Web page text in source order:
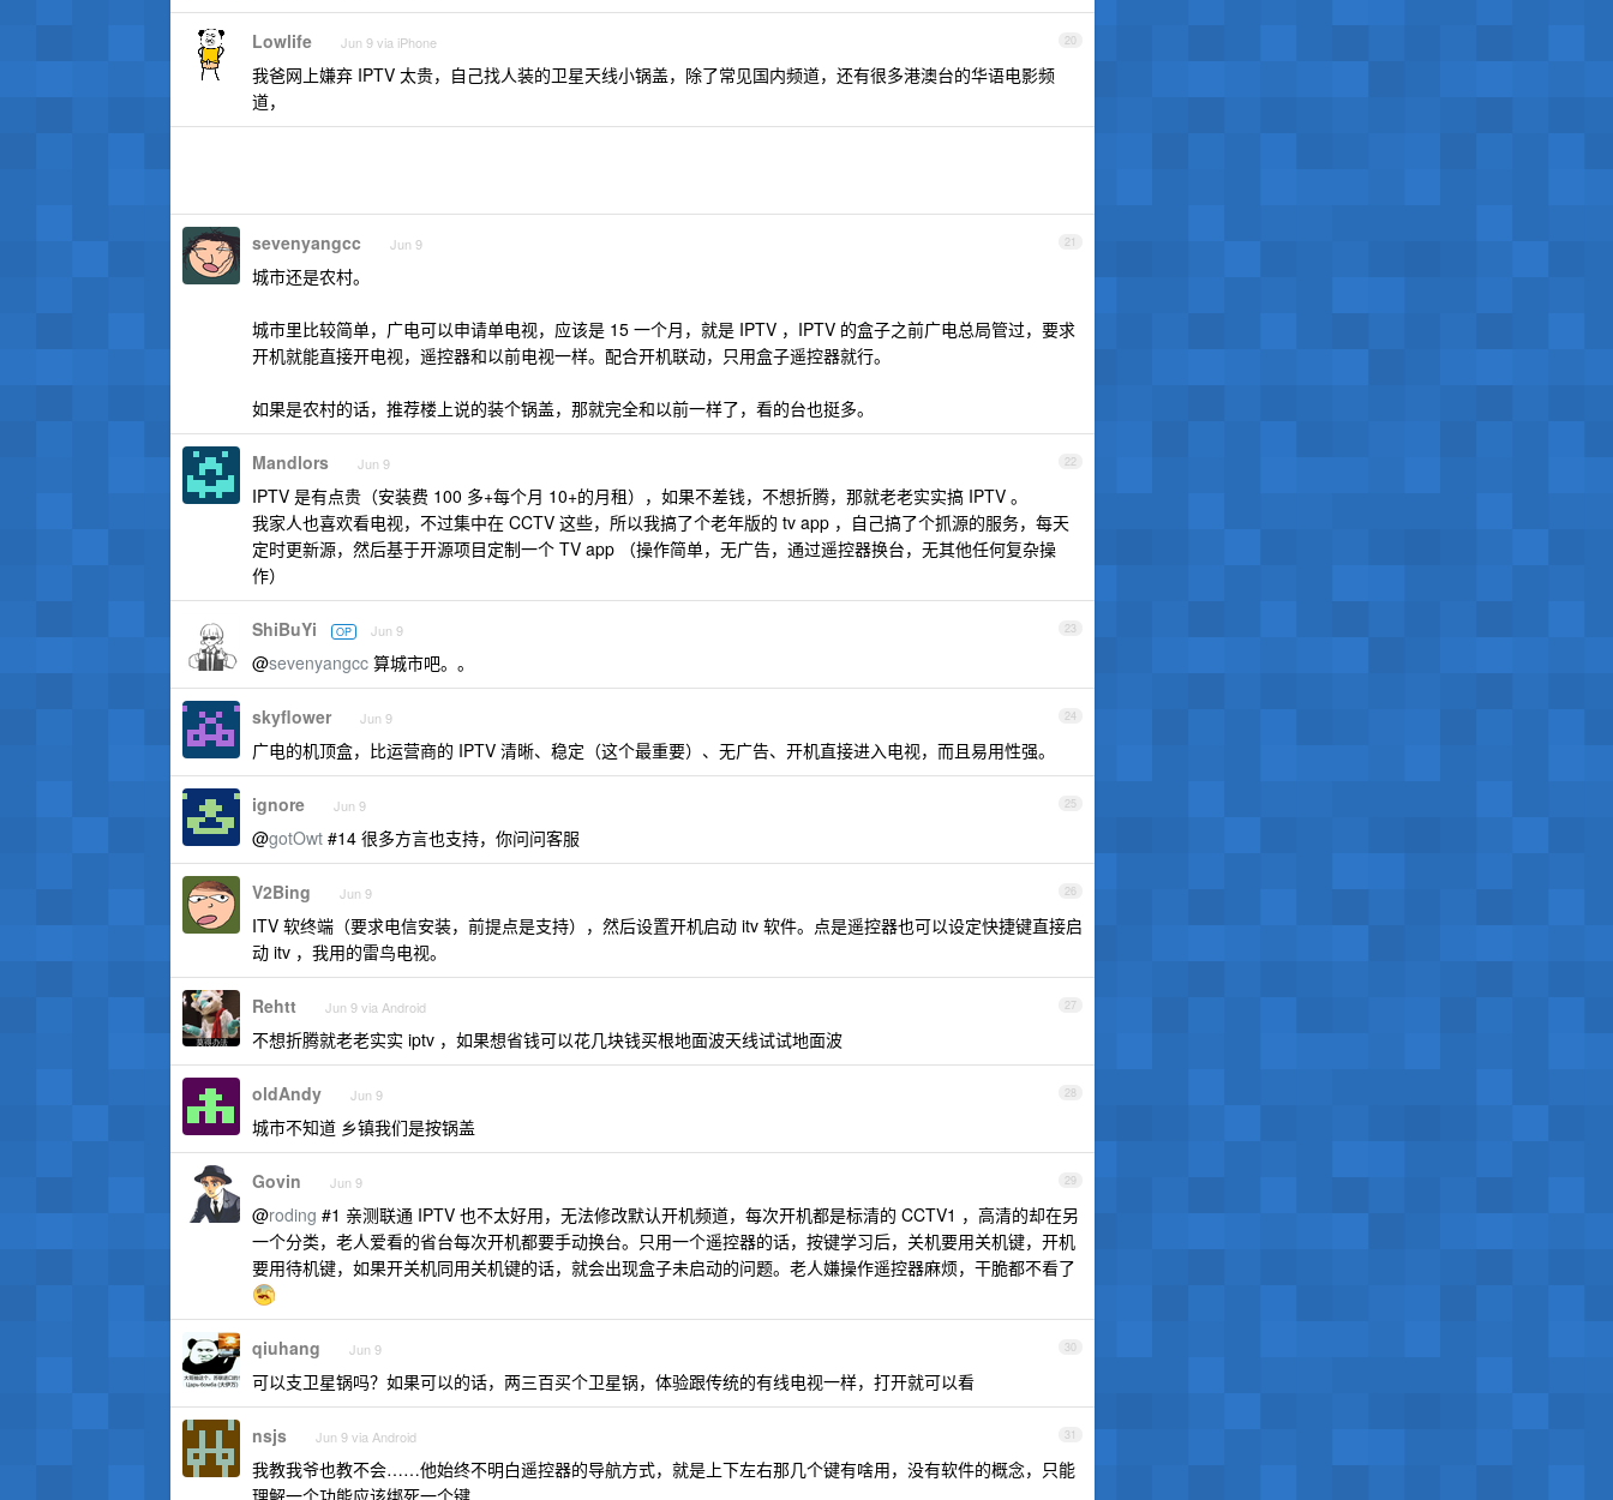
20
Lowlife Jun 9 via iPhone
我爸网上嫌弃 IPTV 太贵，自己找人装的卫星天线小锅盖，除了常见国内频道，还有很多港澳台的华语电影频
道，
21
sevenyangcc Jun 9
城市还是农村。
城市里比较简单，广电可以申请单电视，应该是 15 一个月，就是 IPTV ，IPTV 的盒子之前广电总局管过，要求
开机就能直接开电视，遥控器和以前电视一样。配合开机联动，只用盒子遥控器就行。
如果是农村的话，推荐楼上说的装个锅盖，那就完全和以前一样了，看的台也挺多。
22
Mandlors Jun 9
IPTV 是有点贵（安装费 100 多+每个月 10+的月租），如果不差钱，不想折腾，那就老老实实搞 IPTV 。
我家人也喜欢看电视，不过集中在 CCTV 这些，所以我搞了个老年版的 tv app ，自己搞了个抓源的服务，每天
定时更新源，然后基于开源项目定制一个 TV app （操作简单，无广告，通过遥控器换台，无其他任何复杂操
作）
23
ShiBuYi OP Jun 9
@sevenyangcc 算城市吧。。
24
skyflower Jun 9
广电的机顶盒，比运营商的 IPTV 清晰、稳定（这个最重要）、无广告、开机直接进入电视，而且易用性强。
25
ignore Jun 9
@gotOwt #14 很多方言也支持，你问问客服
26
V2Bing Jun 9
ITV 软终端（要求电信安装，前提点是支持），然后设置开机启动 itv 软件。点是遥控器也可以设定快捷键直接启
动 itv ，我用的雷鸟电视。
27
Rehtt Jun 9 via Android
不想折腾就老老实实 iptv ，如果想省钱可以花几块钱买根地面波天线试试地面波
28
oldAndy Jun 9
城市不知道 乡镇我们是按锅盖
29
Govin Jun 9
@roding #1 亲测联通 IPTV 也不太好用，无法修改默认开机频道，每次开机都是标清的 CCTV1 ，高清的却在另
一个分类，老人爱看的省台每次开机都要手动换台。只用一个遥控器的话，按键学习后，关机要用关机键，开机
要用待机键，如果开关机同用关机键的话，就会出现盒子未启动的问题。老人嫌操作遥控器麻烦，干脆都不看了
30
qiuhang Jun 9
可以支卫星锅吗？如果可以的话，两三百买个卫星锅，体验跟传统的有线电视一样，打开就可以看
31
nsjs Jun 9 via Android
我教我爷也教不会……他始终不明白遥控器的导航方式，就是上下左右那几个键有啥用，没有软件的概念，只能
理解一个功能应该绑死一个键